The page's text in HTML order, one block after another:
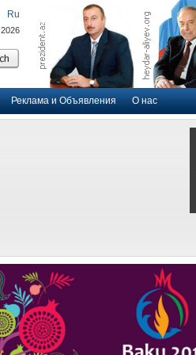
Реклама и Объявления О нас
Ru
, 2026